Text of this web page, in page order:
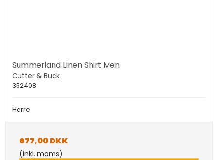
Summerland Linen Shirt Men
Cutter & Buck
352408
Herre
677,00 DKK
(inkl. moms)